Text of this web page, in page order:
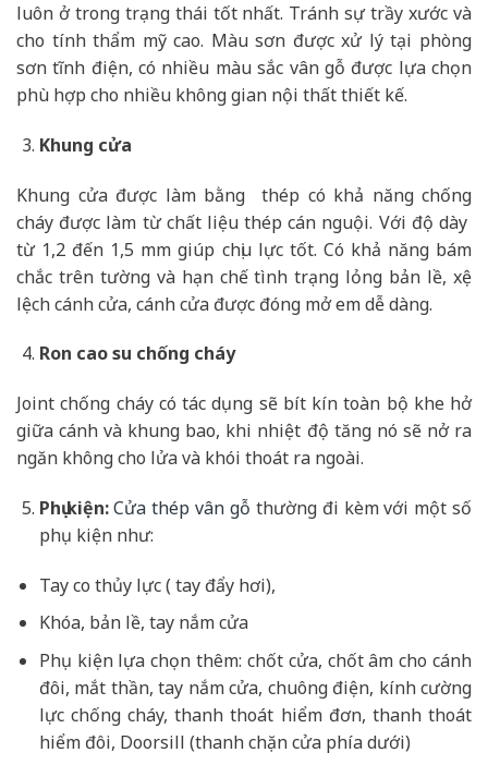
luôn ở trong trạng thái tốt nhất. Tránh sự trầy xước và
cho tính thẩm mỹ cao. Màu sơn được xử lý tại phòng
sơn tĩnh điện, có nhiều màu sắc vân gỗ được lựa chọn
phù hợp cho nhiều không gian nội thất thiết kế.
Khung cửa
Khung cửa được làm bằng thép có khả năng chống
cháy được làm từ chất liệu thép cán nguội. Với độ dày
từ 1,2 đến 1,5 mm giúp chịu lực tốt. Có khả năng bám
chắc trên tường và hạn chế tình trạng lỏng bản lề, xệ
lệch cánh cửa, cánh cửa được đóng mở em dễ dàng.
Ron cao su chống cháy
Joint chống cháy có tác dụng sẽ bít kín toàn bộ khe hở
giữa cánh và khung bao, khi nhiệt độ tăng nó sẽ nở ra
ngăn không cho lửa và khói thoát ra ngoài.
Phụ kiện:Cửa thép vân gỗ thường đi kèm với một số
phụ kiện như:
Tay co thủy lực ( tay đẩy hơi),
Khóa, bản lề, tay nắm cửa
Phụ kiện lựa chọn thêm: chốt cửa, chốt âm cho cánh
đôi, mắt thần, tay nắm cửa, chuông điện, kính cường
lực chống cháy, thanh thoát hiểm đơn, thanh thoát
hiểm đôi, Doorsill (thanh chặn cửa phía dưới)